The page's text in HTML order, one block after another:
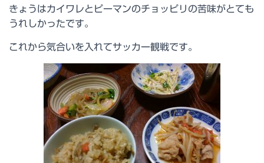
きょうはカイワレとピーマンのチョッピリの苦味がとても
うれしかったです。
これから気合いを入れてサッカー観戦です。